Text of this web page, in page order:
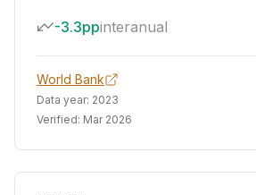
-3.3ppinteranual
World Bank
Data year: 2023
Verified: Mar 2026